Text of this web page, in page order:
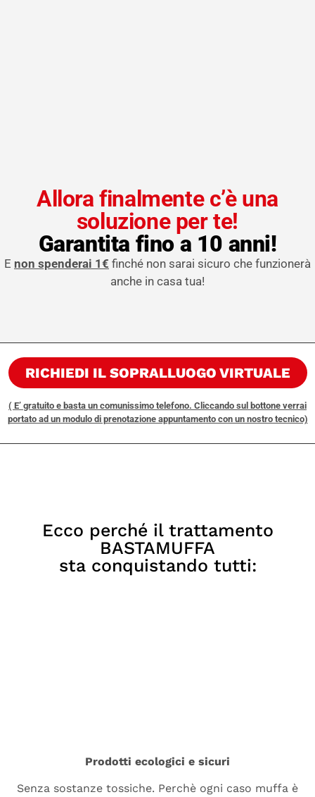
Allora finalmente c’è una
soluzione per te!
Garantita fino a 10 anni!
E non spenderai 1€ finché non sarai sicuro che funzionerà
anche in casa tua!
RICHIEDI IL SOPRALLUOGO VIRTUALE
( E’ gratuito e basta un comunissimo telefono. Cliccando sul bottone verrai
portato ad un modulo di prenotazione appuntamento con un nostro tecnico)
Ecco perché il trattamento
BASTAMUFFA
sta conquistando tutti:
Prodotti ecologici e sicuri
Senza sostanze tossiche. Perchè ogni caso muffa è